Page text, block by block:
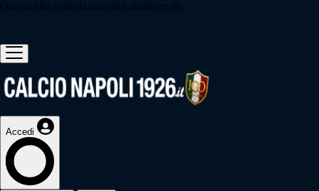
Questo sito contribuisce alla audience de
Accedi